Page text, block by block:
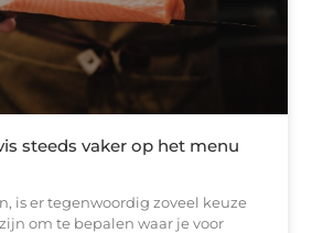
steeds vaker op het menu
is er tegenwoordig zoveel keuze
om te bepalen waar je voor